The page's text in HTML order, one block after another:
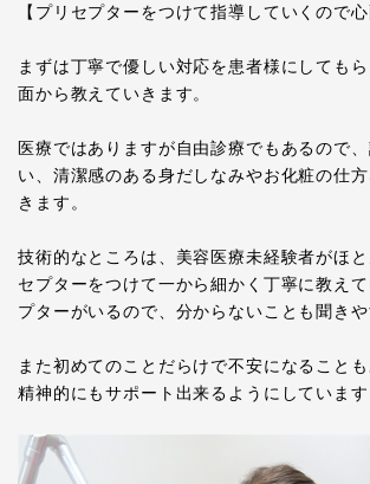
【プリセプターをつけて指導していくので
まずは丁寧で優しい対応を患者様にしても
面から教えていきます。
医療ではありますが自由診療でもあるので
い、清潔感のある身だしなみやお化粧の仕
きます。
技術的なところは、美容医療未経験者がほ
セプターをつけて一から細かく丁寧に教え
プターがいるので、分からないことも聞きや
また初めてのことだらけで不安になることも
精神的にもサポート出来るようにしています